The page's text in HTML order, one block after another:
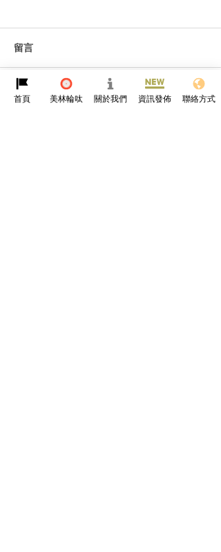
由「老司機」進化成「輪
留言
撰寫留言......
首頁 美林輪呔 關於我們 資訊發佈 聯絡方式